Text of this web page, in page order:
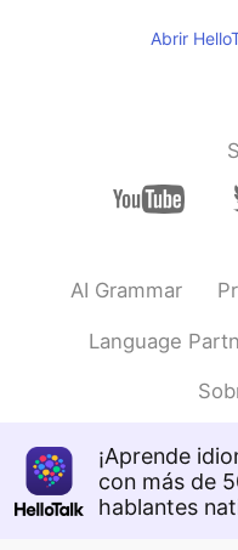
Abrir
AI Grammar
Language
¡Aprende
con más de
hablantes